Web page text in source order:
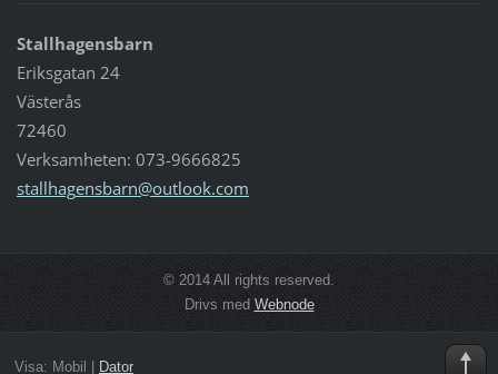
Stallhagensbarn
Eriksgatan 24
Västerås
72460
Verksamheten: 073-9666825
stallhagensbarn@outlook.com
© 2014 All rights reserved.
Drivs med Webnode
Visa: Mobil Dator